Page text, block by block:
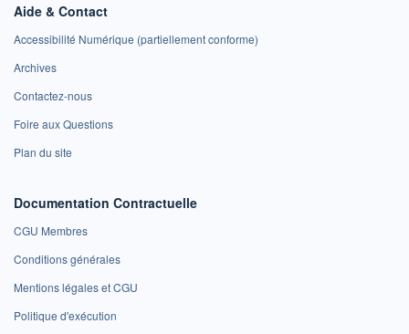
Aide & Contact
Accessibilité Numérique (partiellement conforme)
Archives
Contactez-nous
Foire aux Questions
Plan du site
Documentation Contractuelle
CGU Membres
Conditions générales
Mentions légales et CGU
Politique d'exécution